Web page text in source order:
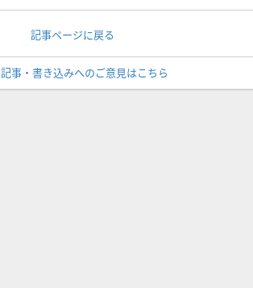
記事ページに戻る
記事・書き込みへのご意見はこちら